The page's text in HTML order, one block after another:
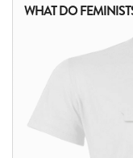
WHAT DO